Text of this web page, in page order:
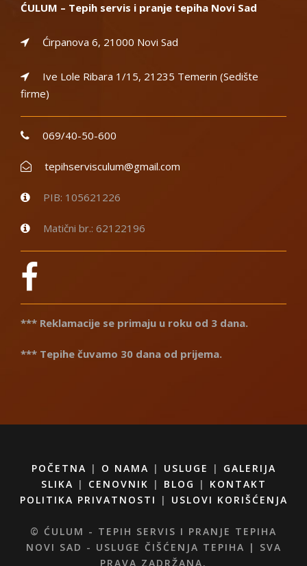
ĆULUM – Tepih servis i pranje tepiha Novi Sad
Ćirpanova 6, 21000 Novi Sad
Ive Lole Ribara 1/15, 21235 Temerin (Sedište
firme)
069/40-50-600
tepihservisculum@gmail.com
PIB: 105621226
Matični br.: 62122196
*** Reklamacije se primaju u roku od 3 dana.
*** Tepihe čuvamo 30 dana od prijema.
POČETNA | O NAMA | USLUGE | GALERIJA
SLIKA | CENOVNIK | BLOG | KONTAKT
POLITIKA PRIVATNOSTI
| USLOVI KORIŠĆENJA
© ĆULUM - TEPIH SERVIS I PRANJE TEPIHA
NOVI SAD - USLUGE ČIŠĆENJA TEPIHA | SVA
PRAVA ZADRŽANA.